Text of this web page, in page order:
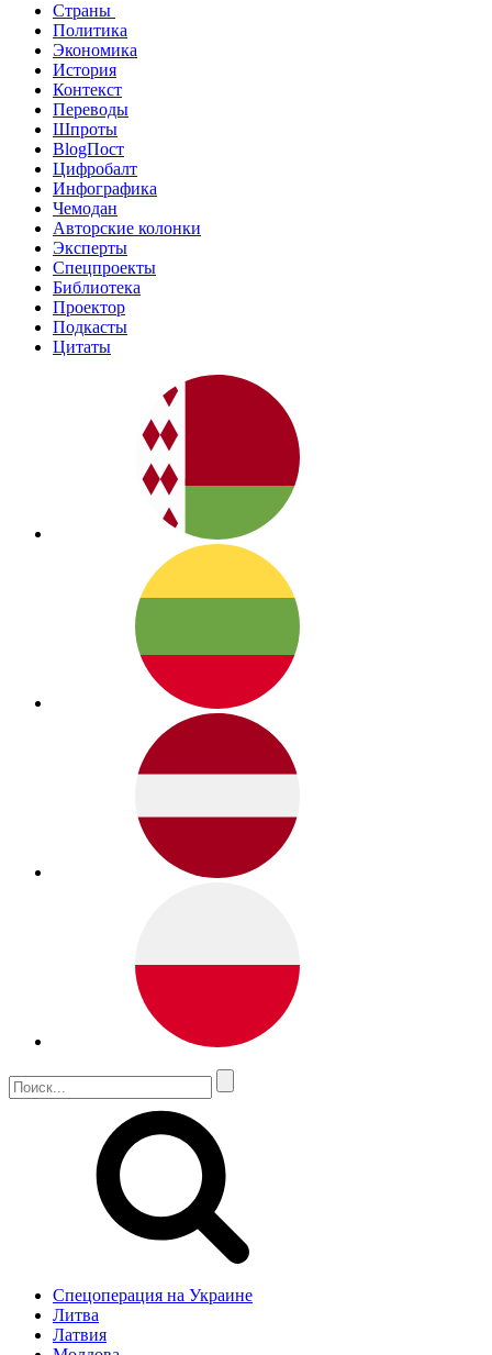
Страны
Политика
Экономика
История
Контекст
Переводы
Шпроты
BlogПост
Цифробалт
Инфографика
Чемодан
Авторские колонки
Эксперты
Спецпроекты
Библиотека
Проектор
Подкасты
Цитаты
Спецоперация на Украине
Литва
Латвия